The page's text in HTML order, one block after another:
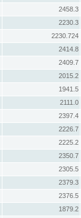
2458.3
2230.3
2230.724
2414.8
2409.7
2015.2
1941.5
2111.0
2397.4
2226.7
2225.2
2350.7
2305.5
2379.3
2376.5
1879.2